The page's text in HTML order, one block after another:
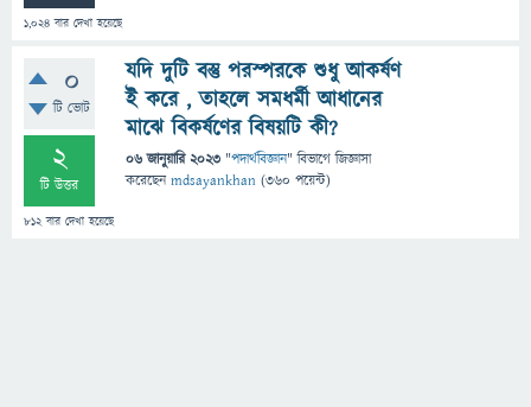
1,024 বার দেখা হয়েছে
0
টি ভোট
2
টি উত্তর
812বার দেখা হয়েছে
যদি দুটি বস্তু পরস্পরকে শুধু আকর্ষণ
ই করে , তাহলে সমধর্মী আধানের
মাঝে বিকর্ষণের বিষয়টি কী?
06 জানুয়ারি 2023 "পদার্থবিজ্ঞান" বিভাগে জিজ্ঞাসা
করেছেনmdsayankhan (360 পয়েন্ট)